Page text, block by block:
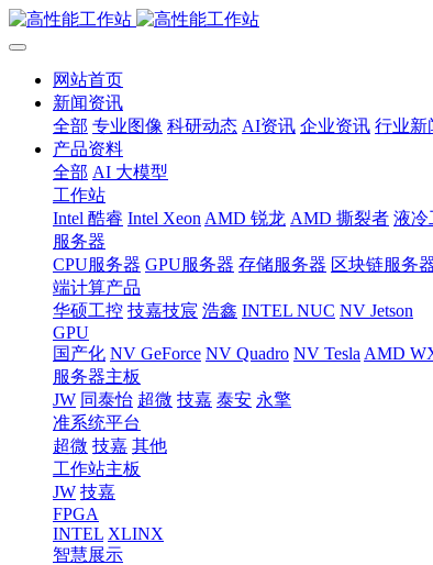
网站首页
新闻资讯
全部 专业图像 科研动态 AI资讯 企业资讯 行业新
产品资料
全部 AI 大模型
工作站
Intel 酷睿 Intel Xeon AMD 锐龙 AMD 撕裂者 液冷
服务器
CPU服务器 GPU服务器 存储服务器 区块链服务
端计算产品
华硕工控 技嘉技宸 浩鑫 INTEL NUC NV Jetson
GPU
国产化 NV GeForce NV Quadro NV Tesla AMD
服务器主板
JW 同泰怡 超微 技嘉 泰安 永擎
准系统平台
超微 技嘉 其他
工作站主板
JW 技嘉
FPGA
INTEL XLINX
智慧展示